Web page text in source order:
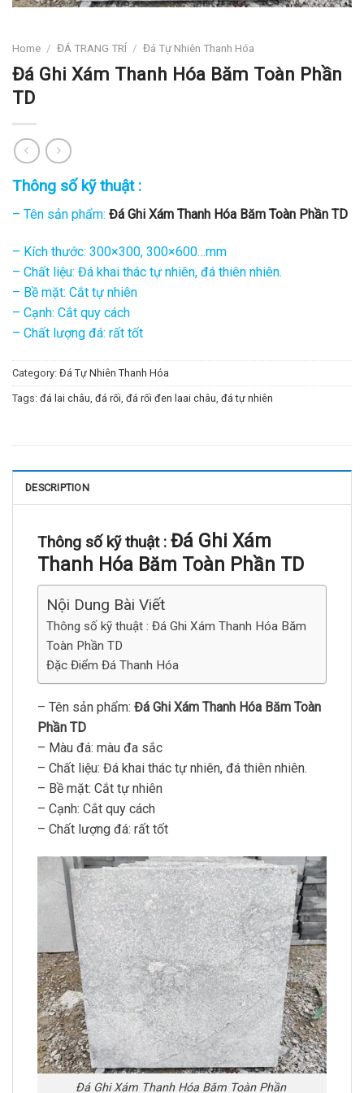
Home / ĐÁ TRANG TRÍ / Đá Tự Nhiên Thanh Hóa
Đá Ghi Xám Thanh Hóa Băm Toàn Phần
TD
Thông số kỹ thuật :
– Tên sản phẩm: Đá Ghi Xám Thanh Hóa Băm Toàn Phần TD
– Kích thước: 300×300, 300×600…mm
– Chất liệu: Đá khai thác tự nhiên, đá thiên nhiên.
– Bề mặt: Cắt tự nhiên
– Cạnh: Cắt quy cách
– Chất lượng đá: rất tốt
Category: Đá Tự Nhiên Thanh Hóa
Tags: đá lai châu đá rối đá rối đen laai châu đá tự nhiên
DESCRIPTION
Thông số kỹ thuật : Đá Ghi Xám
Thanh Hóa Băm Toàn Phần TD
Nội Dung Bài Viết
Thông số kỹ thuật : Đá Ghi Xám Thanh Hóa Băm
Toàn Phần TD
Đặc Điểm Đá Thanh Hóa
– Tên sản phẩm: Đá Ghi Xám Thanh Hóa Băm Toàn
Phần TD
– Màu đá: màu đa sắc
– Chất liệu: Đá khai thác tự nhiên, đá thiên nhiên.
– Bề mặt: Cắt tự nhiên
– Cạnh: Cắt quy cách
– Chất lượng đá: rất tốt
Đá Ghi Xám Thanh Hóa Băm Toàn Phần